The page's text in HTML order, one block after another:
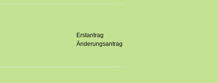
Erstantrag
Änderungsantrag